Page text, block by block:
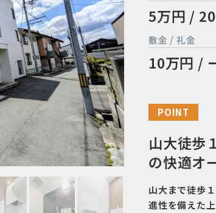
5万円 /
敷金 / 礼金
10万円 /
POINT
山大徒歩
の快適オ
山大まで徒歩
進性を備えた